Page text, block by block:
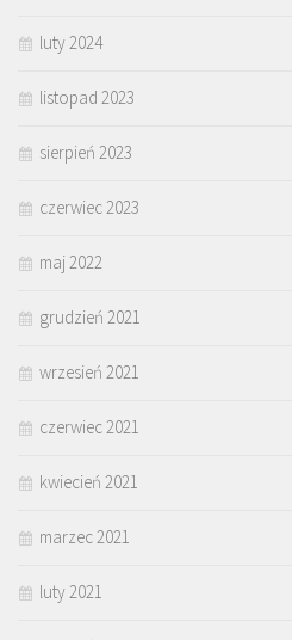
luty 2024
listopad 2023
sierpień 2023
czerwiec 2023
maj 2022
grudzień 2021
wrzesień 2021
czerwiec 2021
kwiecień 2021
marzec 2021
luty 2021